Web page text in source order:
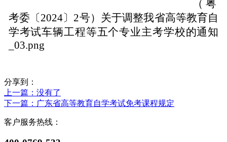
分享到：
上一篇 ：没有了
下一篇 ：广东省高等教育自学考试免考课程规定
客户服务热线：